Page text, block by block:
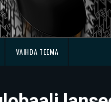
VAIHDA TEEMA